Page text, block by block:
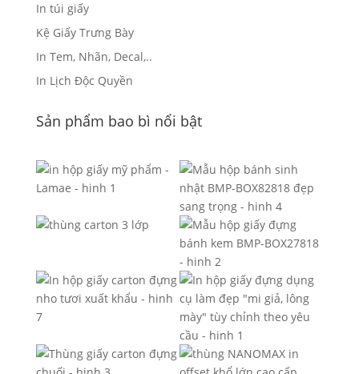
In túi giấy
Kệ Giấy Trưng Bày
In Tem, Nhãn, Decal,..
In Lịch Độc Quyền
Sản phẩm bao bì nổi bật